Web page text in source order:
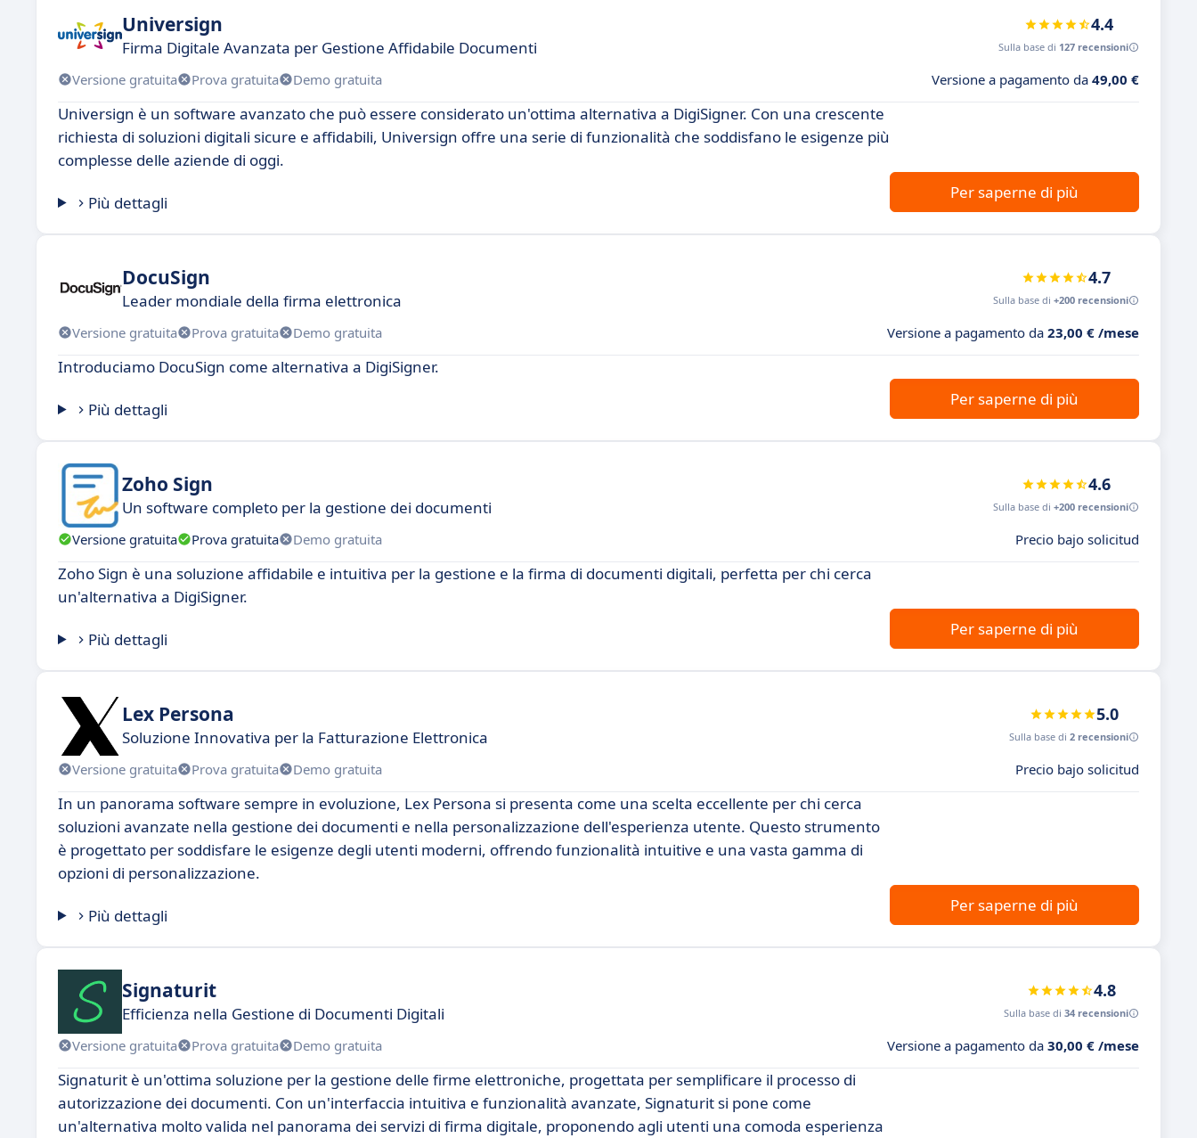
Universign
Firma Digitale Avanzata per Gestione Affidabile Documenti
4.4
Sulla base di 127 recensioni
Versione gratuita Prova gratuita Demo gratuita Versione a pagamento da 49,00 €
Universign è un software avanzato che può essere considerato un'ottima alternativa a DigiSigner. Con una crescente
richiesta di soluzioni digitali sicure e affidabili, Universign offre una serie di funzionalità che soddisfano le esigenze più
complesse delle aziende di oggi.
Più dettagli
Per saperne di più
DocuSign
Leader mondiale della firma elettronica
4.7
Sulla base di +200 recensioni
Versione gratuita Prova gratuita Demo gratuita Versione a pagamento da 23,00 € /mese
Introduciamo DocuSign come alternativa a DigiSigner.
Più dettagli
Per saperne di più
Zoho Sign
Un software completo per la gestione dei documenti
4.6
Sulla base di +200 recensioni
Versione gratuita Prova gratuita Demo gratuita Precio bajo solicitud
Zoho Sign è una soluzione affidabile e intuitiva per la gestione e la firma di documenti digitali, perfetta per chi cerca
un'alternativa a DigiSigner.
Più dettagli
Per saperne di più
Lex Persona
Soluzione Innovativa per la Fatturazione Elettronica
5.0
Sulla base di 2 recensioni
Versione gratuita Prova gratuita Demo gratuita Precio bajo solicitud
In un panorama software sempre in evoluzione, Lex Persona si presenta come una scelta eccellente per chi cerca
soluzioni avanzate nella gestione dei documenti e nella personalizzazione dell'esperienza utente. Questo strumento
è progettato per soddisfare le esigenze degli utenti moderni, offrendo funzionalità intuitive e una vasta gamma di
opzioni di personalizzazione.
Più dettagli
Per saperne di più
Signaturit
Efficienza nella Gestione di Documenti Digitali
4.8
Sulla base di 34 recensioni
Versione gratuita Prova gratuita Demo gratuita Versione a pagamento da 30,00 € /mese
Signaturit è un'ottima soluzione per la gestione delle firme elettroniche, progettata per semplificare il processo di
autorizzazione dei documenti. Con un'interfaccia intuitiva e funzionalità avanzate, Signaturit si pone come
un'alternativa molto valida nel panorama dei servizi di firma digitale, proponendo agli utenti una comoda esperienza